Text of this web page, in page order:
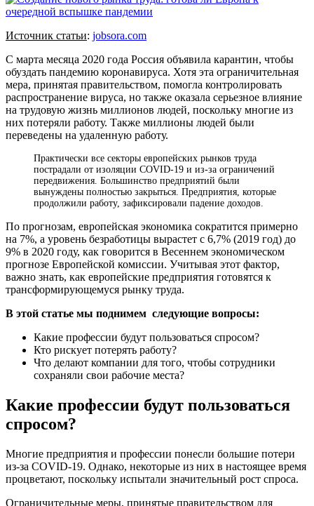
Источник статьи: jobsora.com
С марта месяца 2020 года Россия объявила карантин, чтобы
обуздать пандемию коронавируса. Хотя эта ограничительная
мера, принятая правительством, помогла контролировать
распространение вируса, но также оказала серьезное влияние
на трудовую жизнь миллионов людей, поскольку многие из
них потеряли работу. Также миллионы людей были
переведены на удаленную работу.
Практически все секторы европейских рынков труда
пострадали от изоляции COVID-19 и из-за ограничений
передвижения. Большинство предприятий были
вынуждены полностью закрыться. Предприятия, которые
продолжили работу, зафиксировали падение доходов.
По прогнозам, европейская экономика сократится примерно
на 7%, а уровень безработицы вырастет с 6,7% (2019 год) до
9% в 2020 году, как говорится в Весеннем экономическом
прогнозе Европейской комиссии. Учитывая этот фактор,
важно знать, как европейские предприятия готовятся к
трансформирующемуся рынку труда.
В этой статье мы поднимем следующие вопросы:
Какие профессии будут пользоваться спросом?
Кто рискует потерять работу?
Что делают компании для того, чтобы сотрудники
сохраняли свои рабочие места?
Какие профессии будут пользоваться
спросом?
Многие предприятия и профессии понесли большие потери
из-за COVID-19. Однако, некоторые из них в настоящее время
процветают, поскольку испытали значительный рост спроса.
Ограничительные меры, принятые правительством для